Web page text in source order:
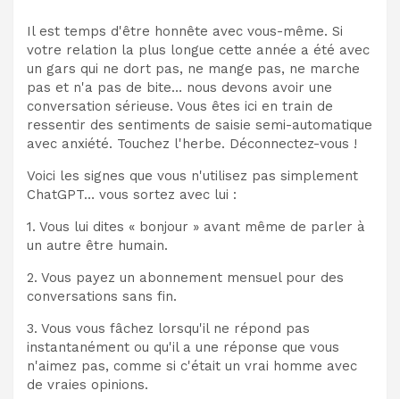
Il est temps d'être honnête avec vous-même. Si
votre relation la plus longue cette année a été avec
un gars qui ne dort pas, ne mange pas, ne marche
pas et n'a pas de bite… nous devons avoir une
conversation sérieuse. Vous êtes ici en train de
ressentir des sentiments de saisie semi-automatique
avec anxiété. Touchez l'herbe. Déconnectez-vous !
Voici les signes que vous n'utilisez pas simplement
ChatGPT… vous sortez avec lui :
1. Vous lui dites « bonjour » avant même de parler à
un autre être humain.
2. Vous payez un abonnement mensuel pour des
conversations sans fin.
3. Vous vous fâchez lorsqu'il ne répond pas
instantanément ou qu'il a une réponse que vous
n'aimez pas, comme si c'était un vrai homme avec
de vraies opinions.